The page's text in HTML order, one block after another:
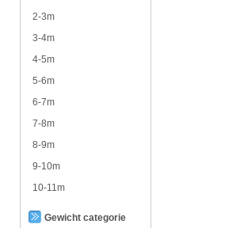
2-3m
3-4m
4-5m
5-6m
6-7m
7-8m
8-9m
9-10m
10-11m
Gewicht categorie